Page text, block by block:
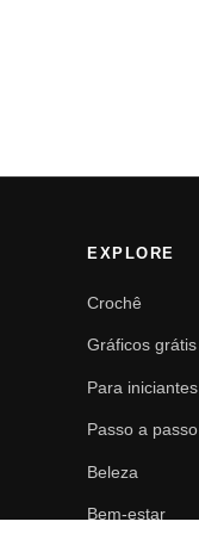
EXPLORE
Crochê
Gráficos grátis
Para iniciantes
Passo a passo
Beleza
Bem-estar